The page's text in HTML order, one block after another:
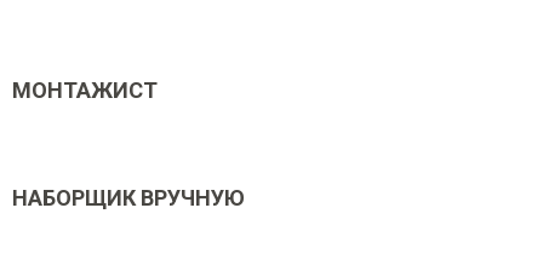
МОНТАЖИСТ
НАБОРЩИК ВРУЧНУЮ